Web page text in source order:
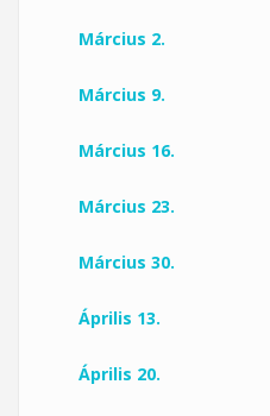
Március 2.
Március 9.
Március 16.
Március 23.
Március 30.
Április 13.
Április 20.